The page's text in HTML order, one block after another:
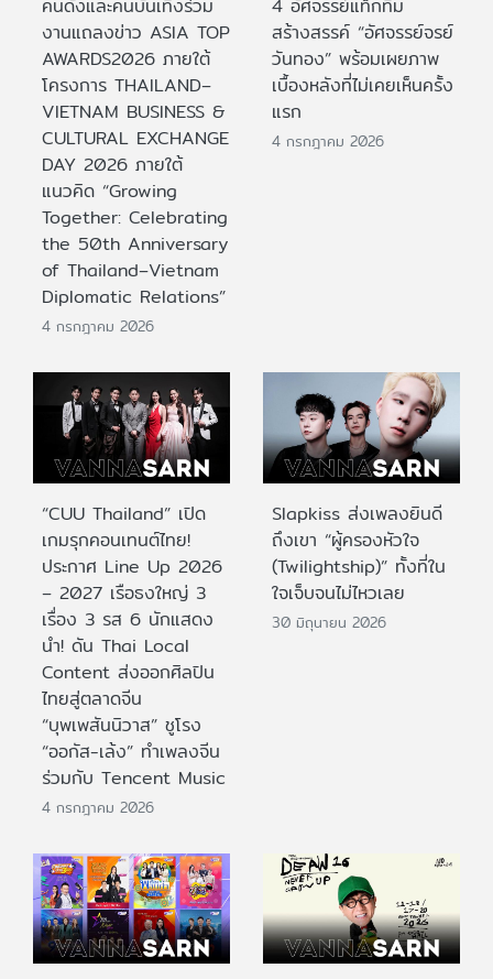
คนดังและคนบันเทิงร่วม
งานแถลงข่าว ASIA TOP
AWARDS2026 ภายใต้
โครงการ THAILAND–
VIETNAM BUSINESS &
CULTURAL EXCHANGE
DAY 2026 ภายใต้
แนวคิด “Growing
Together: Celebrating
the 50th Anniversary
of Thailand–Vietnam
Diplomatic Relations”
4 กรกฎาคม 2026
4 อัศจรรย์แท็กทีม
สร้างสรรค์ “อัศจรรย์จรย์
วันทอง” พร้อมเผยภาพ
เบื้องหลังที่ไม่เคยเห็นครั้ง
แรก
4 กรกฎาคม 2026
“CUU Thailand” เปิด
เกมรุกคอนเทนต์ไทย!
ประกาศ Line Up 2026
– 2027 เรือธงใหญ่ 3
เรื่อง 3 รส 6 นักแสดง
นำ! ดัน Thai Local
Content ส่งออกศิลปิน
ไทยสู่ตลาดจีน
“บุพเพสันนิวาส” ชูโรง
“ออกัส-เล้ง” ทำเพลงจีน
ร่วมกับ Tencent Music
4 กรกฎาคม 2026
Slapkiss ส่งเพลงยินดี
ถึงเขา “ผู้ครองหัวใจ
(Twilightship)” ทั้งที่ใน
ใจเจ็บจนไม่ไหวเลย
30 มิถุนายน 2026